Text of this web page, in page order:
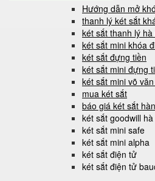
Hướng dẫn mở
thanh lý két sắt
két sắt thanh lý hà
két sắt mini khóa
két sắt đựng tiền
két sắt mini đựng
két sắt mini võ
mua két sắt
báo giá két sắt
két sắt goodwill
két sắt mini safe
két sắt mini alpha
két sắt điện tử
két sắt điện tử